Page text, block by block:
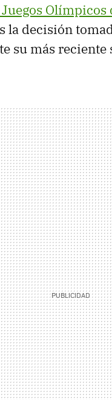
Olímpicos
la decisión
su más reciente